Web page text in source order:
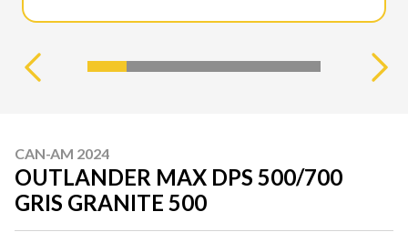
CAN-AM 2024
OUTLANDER MAX DPS 500/700
GRIS GRANITE 500